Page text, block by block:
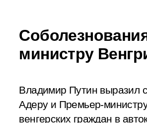
министру
Владимир Путин выразил
Адеру и Премьер-
венгерских граждан в